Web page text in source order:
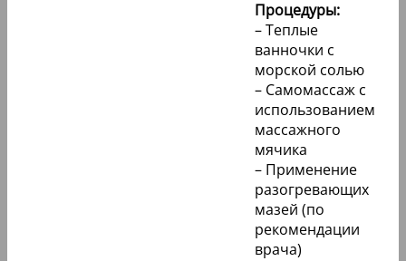
Процедуры:
– Теплые
ванночки с
морской солью
– Самомассаж с
использованием
массажного
мячика
– Применение
разогревающих
мазей (по
рекомендации
врача)